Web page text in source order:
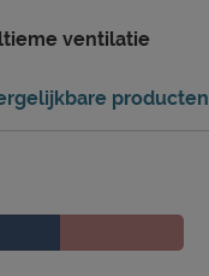
ventilatie
producten